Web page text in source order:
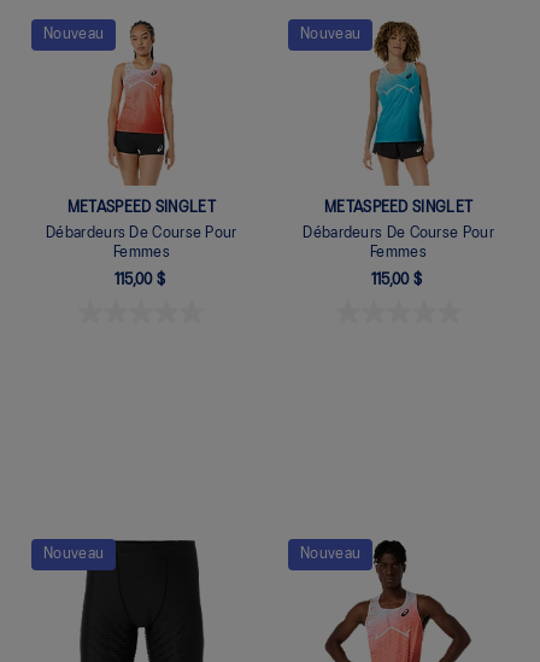
Quickview
Nouveau
METASPEED SINGLET
Débardeurs De Course Pour
Femmes
115,00 $
Quickview
Nouveau
METASPEED SINGLET
Débardeurs De Course Pour
Femmes
115,00 $
Quickview
Nouveau Nouveau